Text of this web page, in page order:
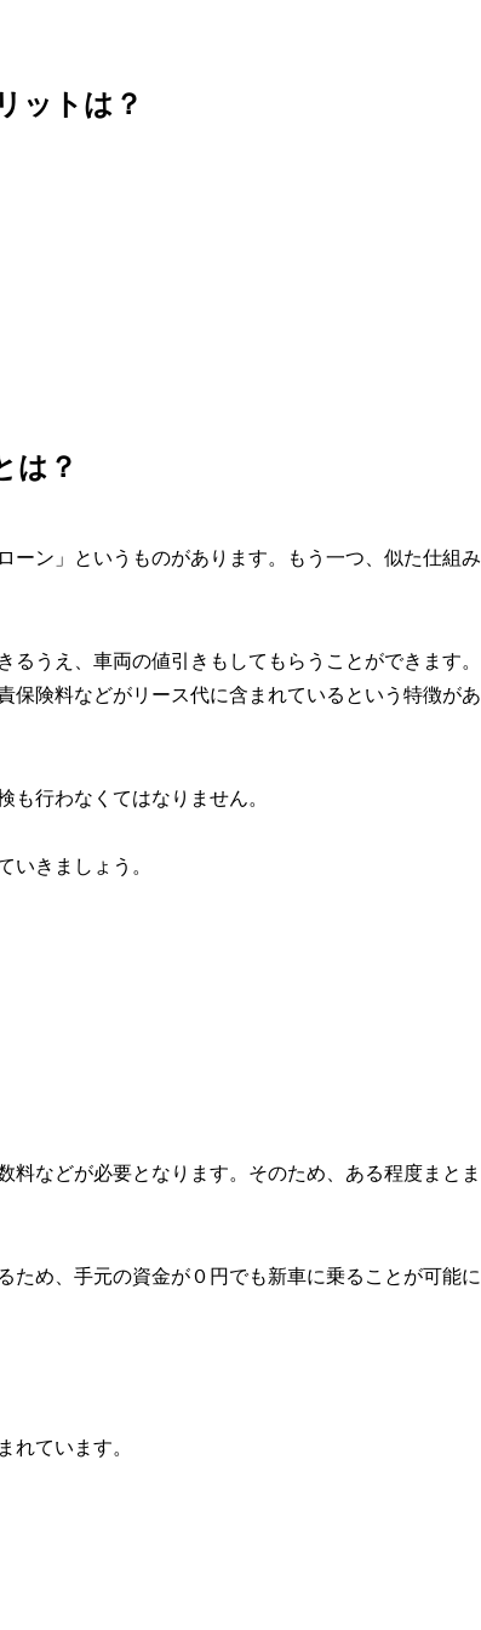
ットは？
は？
ーン」というものがあります。もう一つ、似た仕組み
うえ、車両の値引きもしてもらうことができます。
保険料などがリース代に含まれているという特徴があ
行わなくてはなりません。
いきましょう。
などが必要となります。そのため、ある程度まとま
ため、手元の資金が０円でも新車に乗ることが可能に
れています。